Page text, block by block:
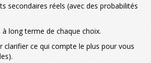
secondaires réels (avec des probabilités
à long terme de chaque choix.
clarifier ce qui compte le plus pour vous